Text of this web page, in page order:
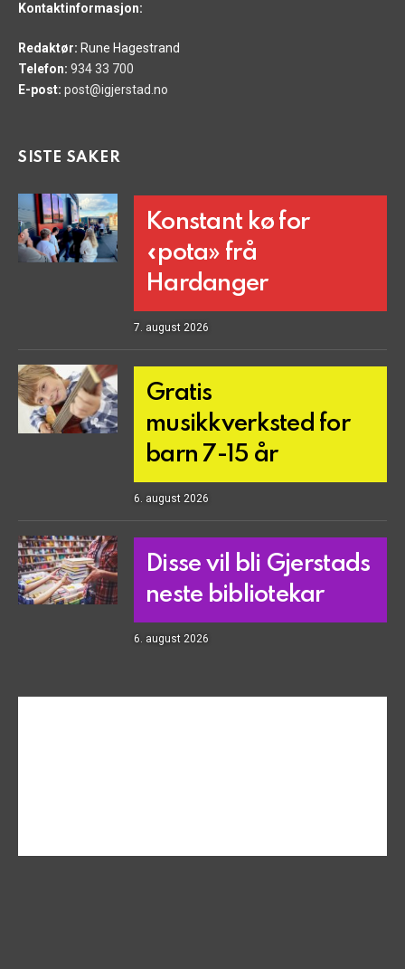
Kontaktinformasjon:
Redaktør: Rune Hagestrand
Telefon: 934 33 700
E-post: post@igjerstad.no
SISTE SAKER
Konstant kø for
«pota» frå
Hardanger
7. august 2026
Gratis
musikkverksted for
barn 7-15 år
6. august 2026
Disse vil bli Gjerstads
neste bibliotekar
6. august 2026